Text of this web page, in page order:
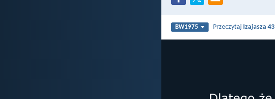
BW1975 Przeczytaj Izajasza 43